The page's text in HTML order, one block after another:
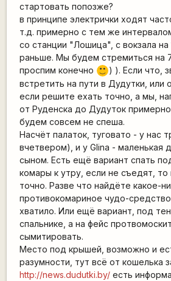
стартовать попозже?
в принципе электрички ходят
т.д. примерно с тем же
со станции "Лошица", с вокзала на
раньше. Мы будем стремиться на
проспим конечно
:) ) ). Если что,
встретить на пути в Дудутки, или
если решите ехать точно, а мы,
от Руденска до Дудуток примерно
будем совсем не спеша.
Насчёт палаток, туговато - у нас
вчетвером), и у Glina - маленькая
сыном. Есть ещё вариант спать
комары к утру, если не съедят,
точно. Разве что найдёте какое-
противокомариное чудо-
хватило. Или ещё вариант, под
спальнике, а на фейс
сымитировать.
Место под крышей, возможно и
разумности, тут всё от кошелька
http://news.dudutki.by/есть